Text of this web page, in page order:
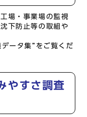
場・事業場の監視
下防止等の取組や
ータ集”をご覧くだ
やすさ調査